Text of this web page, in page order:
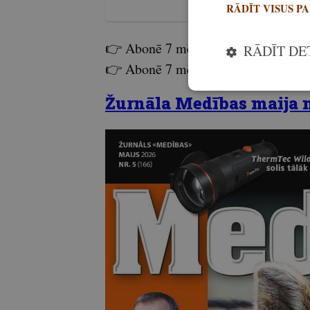
👉 Abonē 7 mēnešiem bez
👉 Abonē 7 mēnešiem
Žurnāla Medības maija
RĀDĪT VISUS
RĀDĪT